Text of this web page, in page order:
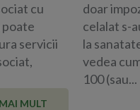
cu
poate
servicii
MAI MULT
doar
celalat s-
la
vedea
100 (sau...